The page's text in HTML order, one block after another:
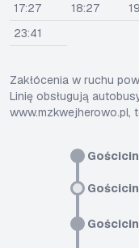
17:27
18:27
23:41
Zakłócenia w ruchu
Linię obsługują
www.mzkwejherowo.pl,